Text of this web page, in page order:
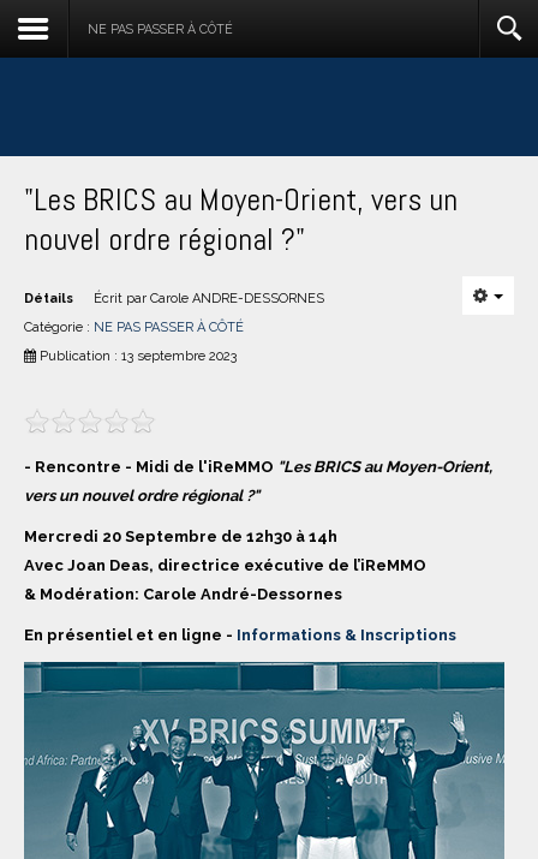
NE PAS PASSER À CÔTÉ
"Les BRICS au Moyen-Orient, vers un
nouvel ordre régional ?"
Détails Écrit par Carole ANDRE-DESSORNES
Catégorie : NE PAS PASSER À CÔTÉ
Publication : 13 septembre 2023
- Rencontre - Midi de l'iReMMO "Les BRICS au Moyen-Orient,
vers un nouvel ordre régional ?"
Mercredi 20 Septembre de 12h30 à 14h
Avec Joan Deas, directrice exécutive de l’iReMMO
& Modération: Carole André-Dessornes
En présentiel et en ligne - Informations & Inscriptions